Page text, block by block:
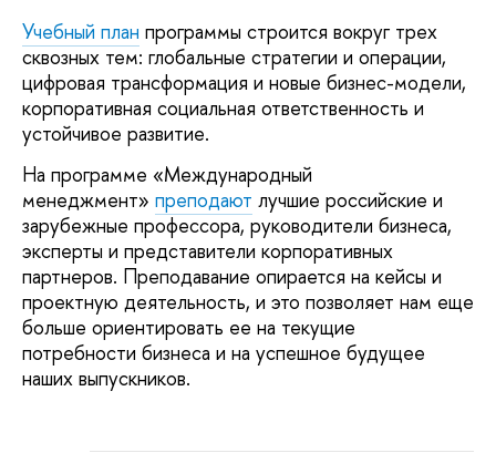
Учебный план программы строится вокруг трех
сквозных тем: глобальные стратегии и операции,
цифровая трансформация и новые бизнес-модели,
корпоративная социальная ответственность и
устойчивое развитие.
На программе «Международный
менеджмент» преподают лучшие российские и
зарубежные профессора, руководители бизнеса,
эксперты и представители корпоративных
партнеров. Преподавание опирается на кейсы и
проектную деятельность, и это позволяет нам еще
больше ориентировать ее на текущие
потребности бизнеса и на успешное будущее
наших выпускников.